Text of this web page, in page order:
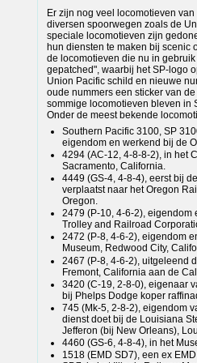
Er zijn nog veel locomotieven
diversen spoorwegen zoals de
speciale locomotieven zijn
hun diensten te maken bij scenic
de locomotieven die nu in
gepatched", waarbij het SP-logo
Union Pacific schild en nieuwe
oude nummers een sticker van
sommige locomotieven bleven in
Onder de meest bekende
Southern Pacific 3100, SP
eigendom en werkend bij de
4294 (AC-12, 4-8-8-2), in het
Sacramento, California.
4449 (GS-4, 4-8-4), eerst bij
verplaatst naar het Oregon
Oregon.
2479 (P-10, 4-6-2),
Trolley and Railroad
2472 (P-8, 4-6-2), eigendom
Museum, Redwood City,
2467 (P-8, 4-6-2), uitgeleend
Fremont, California aan de
3420 (C-19, 2-8-0), eigenaar
bij Phelps Dodge koper
745 (Mk-5, 2-8-2), eigendom
dienst doet bij de Louisiana
Jefferon (bij New Orleans),
4460 (GS-6, 4-8-4), in het
1518 (EMD SD7), een ex